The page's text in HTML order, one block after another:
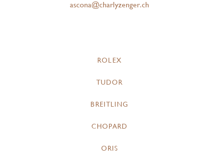
ascona@charlyzenger.ch
ROLEX
TUDOR
BREITLING
CHOPARD
ORIS